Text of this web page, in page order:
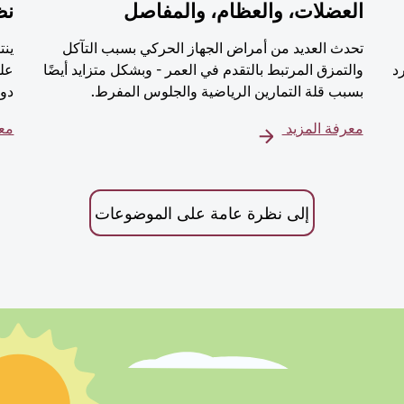
العضلات، والعظام، والمفاصل
تحدث العديد من أمراض الجهاز الحركي بسبب التآكل
والتمزق المرتبط بالتقدم في العمر - وبشكل متزايد أيضًا
بسبب قلة التمارين الرياضية والجلوس المفرط.
معرفة المزيد
إلى نظرة عامة على الموضوعات